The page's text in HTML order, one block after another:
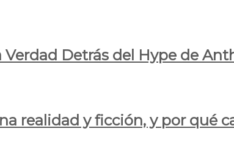
Verdad Detrás del Hype de
realidad y ficción, y por qué